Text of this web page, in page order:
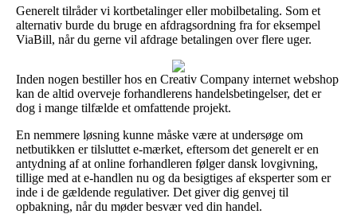
Generelt tilråder vi kortbetalinger eller mobilbetaling. Som et
alternativ burde du bruge en afdragsordning fra for eksempel
ViaBill, når du gerne vil afdrage betalingen over flere uger.
Inden nogen bestiller hos en Creativ Company internet webshop
kan de altid overveje forhandlerens handelsbetingelser, det er
dog i mange tilfælde et omfattende projekt.
En nemmere løsning kunne måske være at undersøge om
netbutikken er tilsluttet e-mærket, eftersom det generelt er en
antydning af at online forhandleren følger dansk lovgivning,
tillige med at e-handlen nu og da besigtiges af eksperter som er
inde i de gældende regulativer. Det giver dig genvej til
opbakning, når du møder besvær ved din handel.